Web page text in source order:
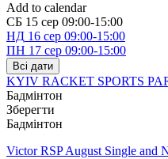
Add to calendar
СБ 15 сер 09:00-15:00
НД 16 сер 09:00-15:00
ПН 17 сер 09:00-15:00
Всі дати
KYIV RACKET SPORTS
Бадмінтон
Зберегти
Бадмінтон
Victor RSP August Single and